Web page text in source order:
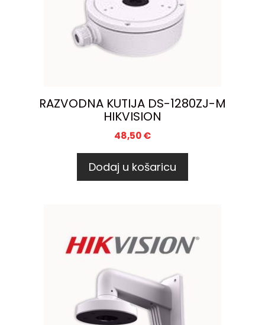
RAZVODNA KUTIJA DS-1280ZJ-M
HIKVISION
48,50€
Dodaj u košaricu